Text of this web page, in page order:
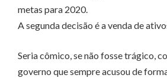
metas para 2020.
A segunda decisão é a venda de
Seria cômico, se não fosse trágico,
governo que sempre acusou de